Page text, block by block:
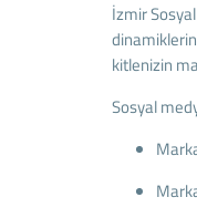
İzmir
kitlenizin
Sosyal